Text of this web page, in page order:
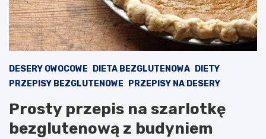
DESERY OWOCOWE DIETA BEZGLUTENOWA
DIETY
PRZEPISY BEZGLUTENOWE
PRZEPISY NA DESERY
Prosty przepis na szarlotkę
bezglutenową z budyniem